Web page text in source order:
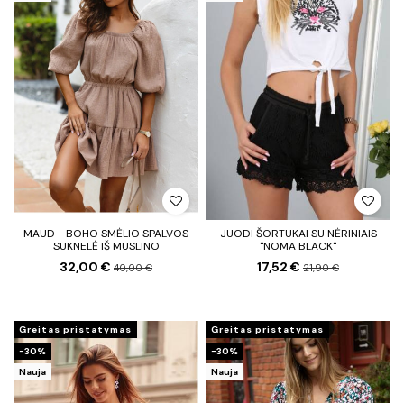
MAUD - BOHO SMĖLIO SPALVOS
SUKNELĖ IŠ MUSLINO
32,00 € 40,00 €
JUODI ŠORTUKAI SU NĖRINIAIS
"NOMA BLACK"
17,52 € 21,90 €
Greitas pristatymas
−30%
Nauja
Greitas pristatymas
−30%
Nauja